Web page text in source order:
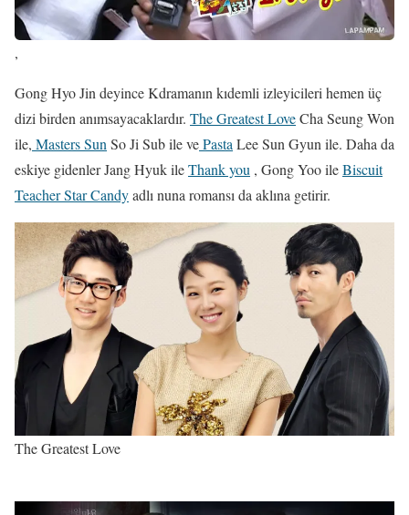
,
Gong Hyo Jin deyince Kdramanın kıdemli izleyicileri hemen üç
dizi birden anımsayacaklardır. The Greatest LoveCha Seung Won
ile, Masters Sun So Ji Sub ile vePasta Lee Sun Gyun ile. Daha da
eskiye gidenler Jang Hyuk ileThank you , Gong Yoo ileBiscuit
Teacher Star Candyadlı nuna romansı da aklına getirir.
The Greatest Love